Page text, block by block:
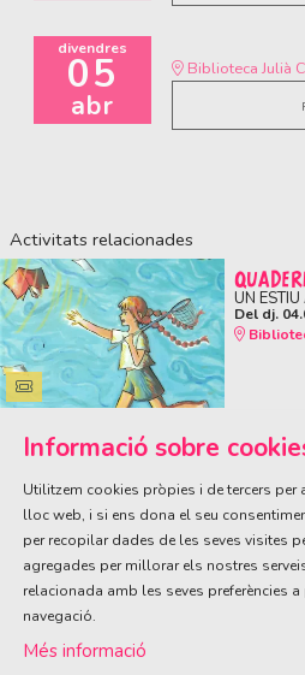
divendres
05
abr
Biblioteca Julià
Activitats relacionades
UN
Del dj.
ÀREA DE CULTURA
Olivareta, 38 · T. 972 83 00 05
Sitemap
Informació sobre
Utilitzem cookies pròpies i de tercers per
lloc web, i si ens dona el seu
per recopilar dades de les seves visites
agregades per millorar els nostres
relacionada amb les seves preferències
navegació.
Més informació